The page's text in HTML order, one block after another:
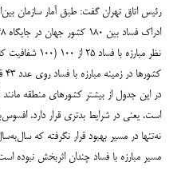
نظر مبارزه با
در این جدول از بیشتر کشورهای منطقه مانند
است. یعنی در شرایط بدتری قرار دارد.
نه‌تنها در مسیر بهبود قرار نگرفته که
مسیر مبارزه با فساد چندان اثربخش نبوده